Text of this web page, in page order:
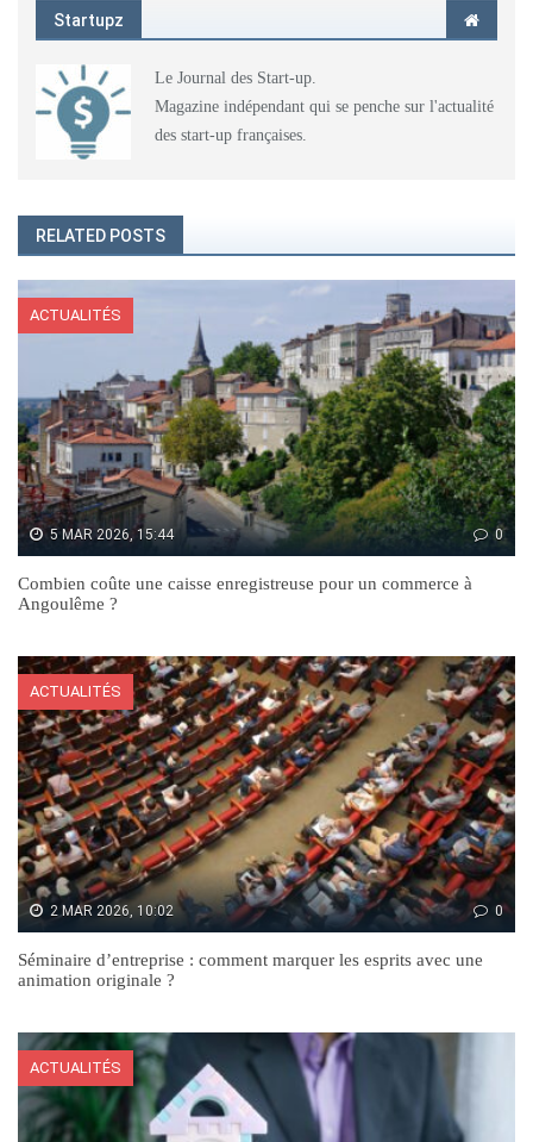
Startupz
Le Journal des Start-up.
Magazine indépendant qui se penche sur l'actualité
des start-up françaises.
RELATED POSTS
ACTUALITÉS
5 MAR 2026, 15:44 0
Combien coûte une caisse enregistreuse pour un commerce à
Angoulême ?
ACTUALITÉS
2 MAR 2026, 10:02 0
Séminaire d’entreprise : comment marquer les esprits avec une
animation originale ?
ACTUALITÉS